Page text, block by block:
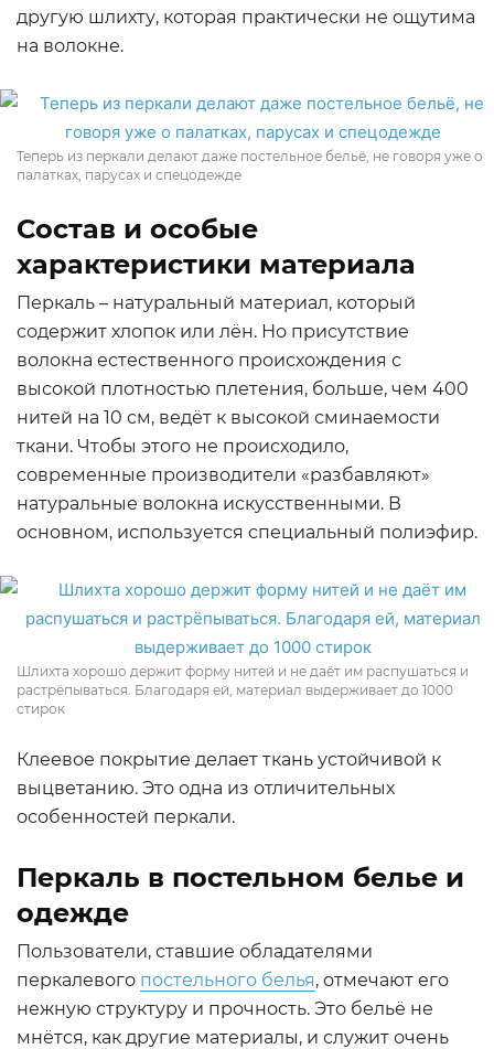
другую шлихту, которая практически не ощутима
на волокне.
Теперь из перкали делают даже постельное бельё, не говоря уже о
палатках, парусах и спецодежде
Состав и особые
характеристики материала
Перкаль – натуральный материал, который
содержит хлопок или лён. Но присутствие
волокна естественного происхождения с
высокой плотностью плетения, больше, чем 400
нитей на 10 см, ведёт к высокой сминаемости
ткани. Чтобы этого не происходило,
современные производители «разбавляют»
натуральные волокна искусственными. В
основном, используется специальный полиэфир.
Шлихта хорошо держит форму нитей и не даёт им распушаться и
растрёпываться. Благодаря ей, материал выдерживает до 1000
стирок
Клеевое покрытие делает ткань устойчивой к
выцветанию. Это одна из отличительных
особенностей перкали.
Перкаль в постельном белье и
одежде
Пользователи, ставшие обладателями
перкалевого постельного белья, отмечают его
нежную структуру и прочность. Это бельё не
мнётся, как другие материалы, и служит очень